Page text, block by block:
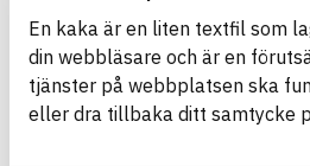
En kaka är en liten textfil som
din webbläsare och är en
tjänster på webbplatsen ska
eller dra tillbaka ditt samtycke
Bygg med BASTA -